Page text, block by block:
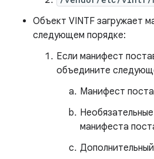
Объект VINTF загружает
следующем порядке:
Если манифест
объедините
Манифест
манифеста